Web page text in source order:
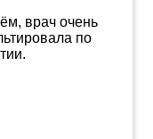
врач очень
по